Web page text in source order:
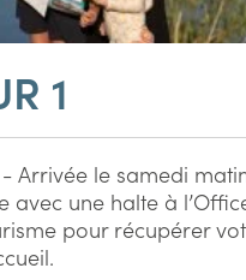
1
- Arrivée le samedi
avec une halte à
pour récupérer